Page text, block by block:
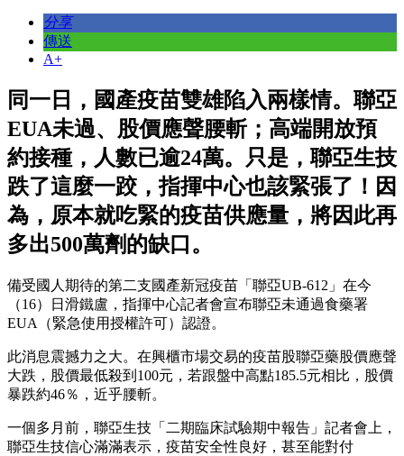
分享
傳送
A+
同一日，國產疫苗雙雄陷入兩樣情。聯亞
EUA未過、股價應聲腰斬；高端開放預
約接種，人數已逾24萬。只是，聯亞生技
跌了這麼一跤，指揮中心也該緊張了！因
為，原本就吃緊的疫苗供應量，將因此再
多出500萬劑的缺口。
備受國人期待的第二支國產新冠疫苗「聯亞UB-612」在今
（16）日滑鐵盧，指揮中心記者會宣布聯亞未通過食藥署
EUA（緊急使用授權許可）認證。
此消息震撼力之大。在興櫃市場交易的疫苗股聯亞藥股價應聲
大跌，股價最低殺到100元，若跟盤中高點185.5元相比，股價
暴跌約46％，近乎腰斬。
一個多月前，聯亞生技「二期臨床試驗期中報告」記者會上，
聯亞生技信心滿滿表示，疫苗安全性良好，甚至能對付